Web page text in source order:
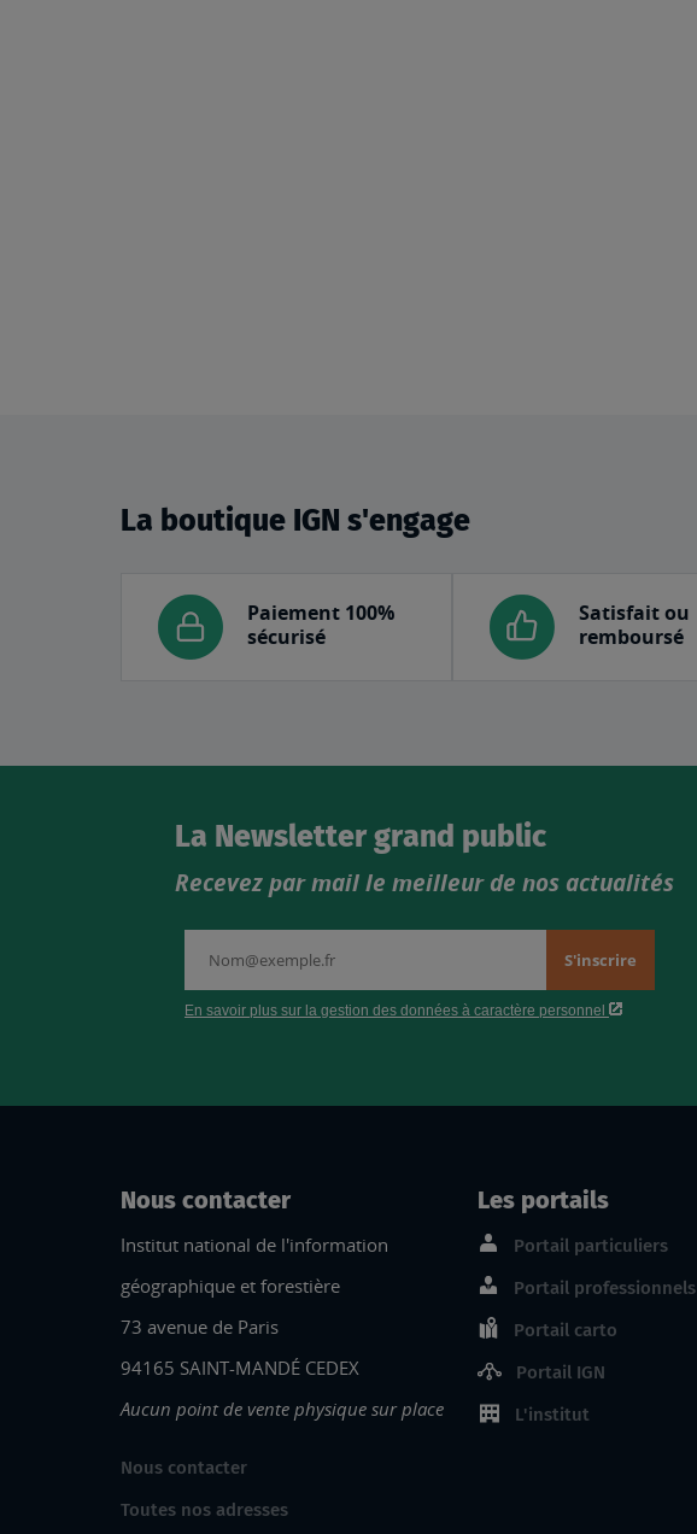
La boutique IGN s'engage
Paiement 100%
sécurisé
Satisfait ou
remboursé
La Newsletter grand public
Recevez par mail le meilleur de nos actualités
Nous contacter
Institut national de l'information
géographique et forestière
73 avenue de Paris
94165 SAINT-MANDÉ CEDEX
Aucun point de vente physique sur place
Nous contacter
Toutes nos adresses
Les portails
Portail particuliers
Portail professionnels
Portail carto
Portail IGN
L'institut